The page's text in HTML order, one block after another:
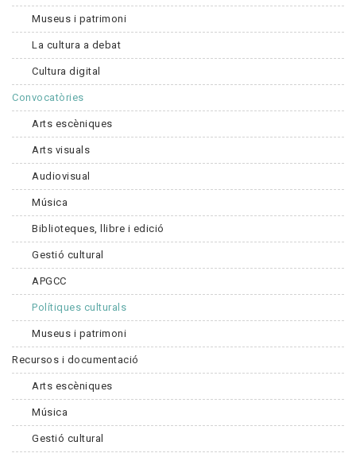
Museus i patrimoni
La cultura a debat
Cultura digital
Convocatòries
Arts escèniques
Arts visuals
Audiovisual
Música
Biblioteques, llibre i edició
Gestió cultural
APGCC
Polítiques culturals
Museus i patrimoni
Recursos i documentació
Arts escèniques
Música
Gestió cultural